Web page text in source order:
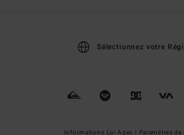
Sélectionnez votre
Informations Loi Agec | Paramètres